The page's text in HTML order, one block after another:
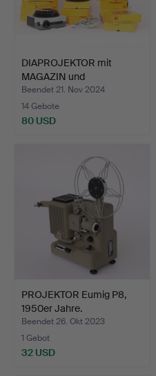
DIAPROJEKTOR mit
MAGAZIN und
FERNBEDIENUNG…
Beendet 21. Nov 2024
14 Gebote
80 USD
PROJEKTOR Eumig P8,
1950er Jahre.
Beendet 26. Okt 2023
1 Gebot
32 USD